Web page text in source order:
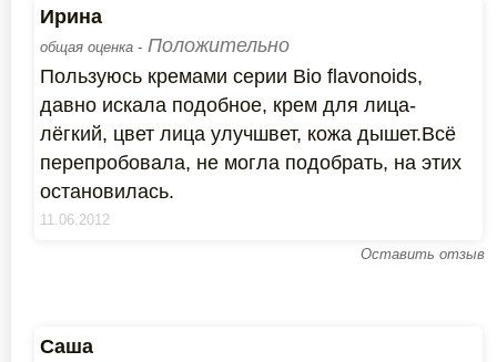
Ирина
общая оценка - Положительно
Пользуюсь кремами серии Bio flavonoids,
давно искала подобное, крем для лица-
лёгкий, цвет лица улучшвет, кожа дышет.Всё
перепробовала, не могла подобрать, на этих
остановилась.
11.06.2012
Оставить отзыв
Саша